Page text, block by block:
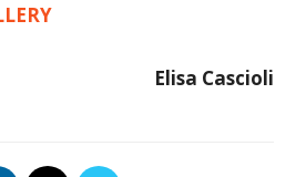
Elisa Cascioli